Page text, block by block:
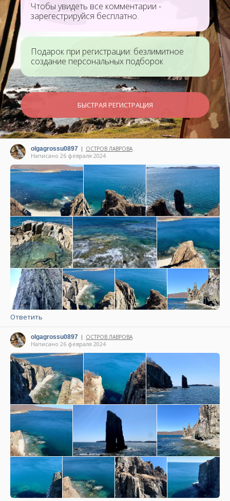
Чтобы увидеть все комментарии -
зарегестрируйся бесплатно.
Подарок при регистрации: безлимитное
создание персональных подборок
БЫСТРАЯ РЕГИСТРАЦИЯ
olgagrossu0897 | ОСТРОВ ЛАВРОВА
Написано 26 февраля 2024
Ответить
olgagrossu0897 | ОСТРОВ ЛАВРОВА
Написано 26 февраля 2024